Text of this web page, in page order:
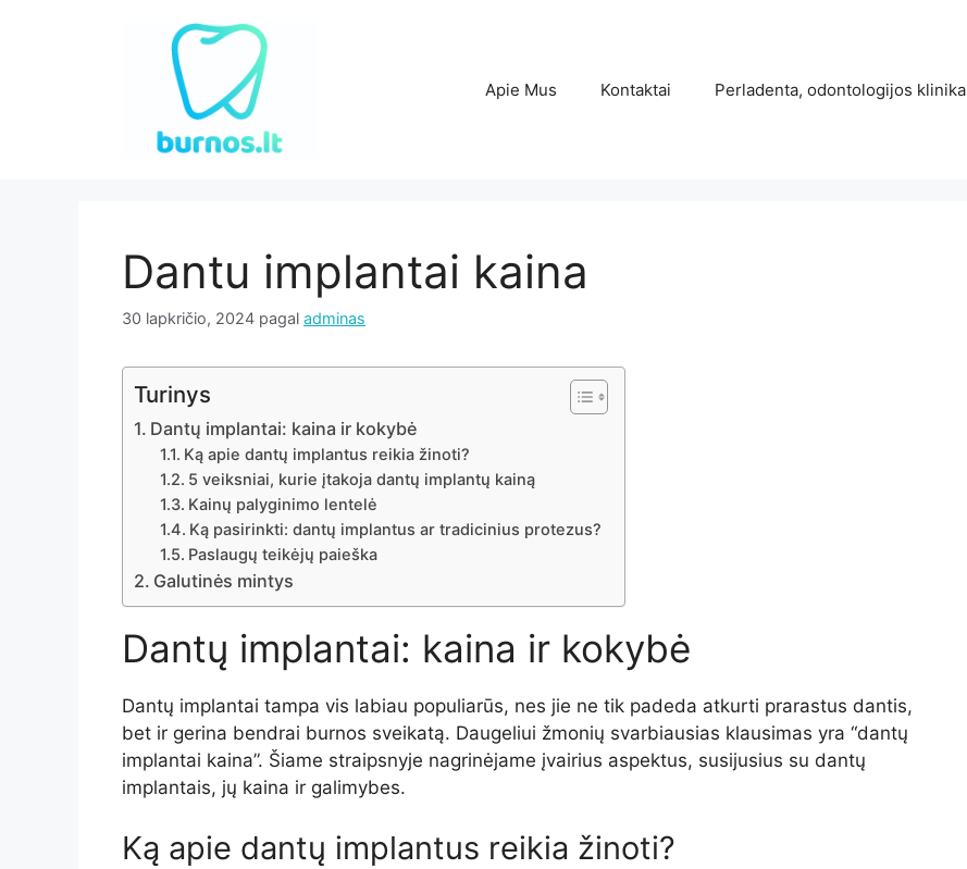
Apie Mus Kontaktai Perladenta, odontologijos klinika
Dantu implantai kaina
30 lapkričio, 2024 pagal adminas
Turinys
Dantų implantai: kaina ir kokybė
Ką apie dantų implantus reikia žinoti?
5 veiksniai, kurie įtakoja dantų implantų kainą
Kainų palyginimo lentelė
Ką pasirinkti: dantų implantus ar tradicinius protezus?
Paslaugų teikėjų paieška
Galutinės mintys
Dantų implantai: kaina ir kokybė
Dantų implantai tampa vis labiau populiarūs, nes jie ne tik padeda atkurti prarastus dantis,
bet ir gerina bendrai burnos sveikatą. Daugeliui žmonių svarbiausias klausimas yra “dantų
implantai kaina”. Šiame straipsnyje nagrinėjame įvairius aspektus, susijusius su dantų
implantais, jų kaina ir galimybes.
Ką apie dantų implantus reikia žinoti?